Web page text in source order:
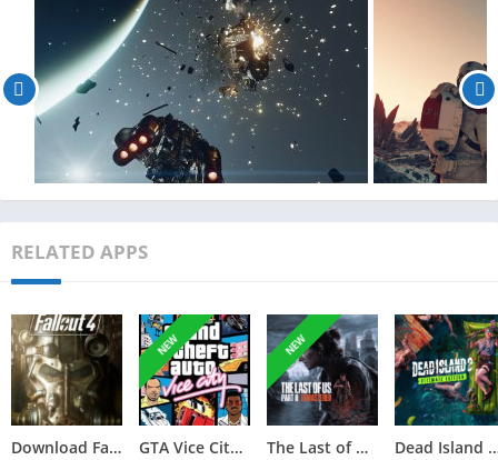
RELATED APPS
Download Fallout 4 Torrent
NEW
GTA Vice City 2026 Torrent
NEW
The Last of Us Part II Remastered Torrent Baixar Dead Island 2: